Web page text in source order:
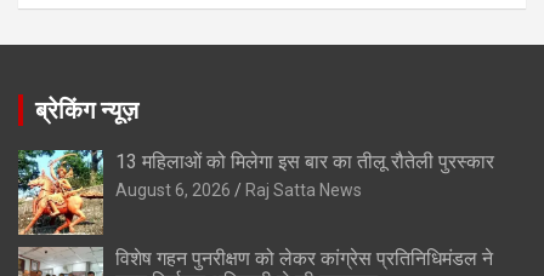
ब्रेकिंग न्यूज़
13 महिलाओं को मिलेगा इस बार का तीलू रौतेली पुरस्कार
August 6, 2026 Raj Satta News
विशेष गहन पुनरीक्षण को लेकर कांग्रेस प्रतिनिधिमंडल ने